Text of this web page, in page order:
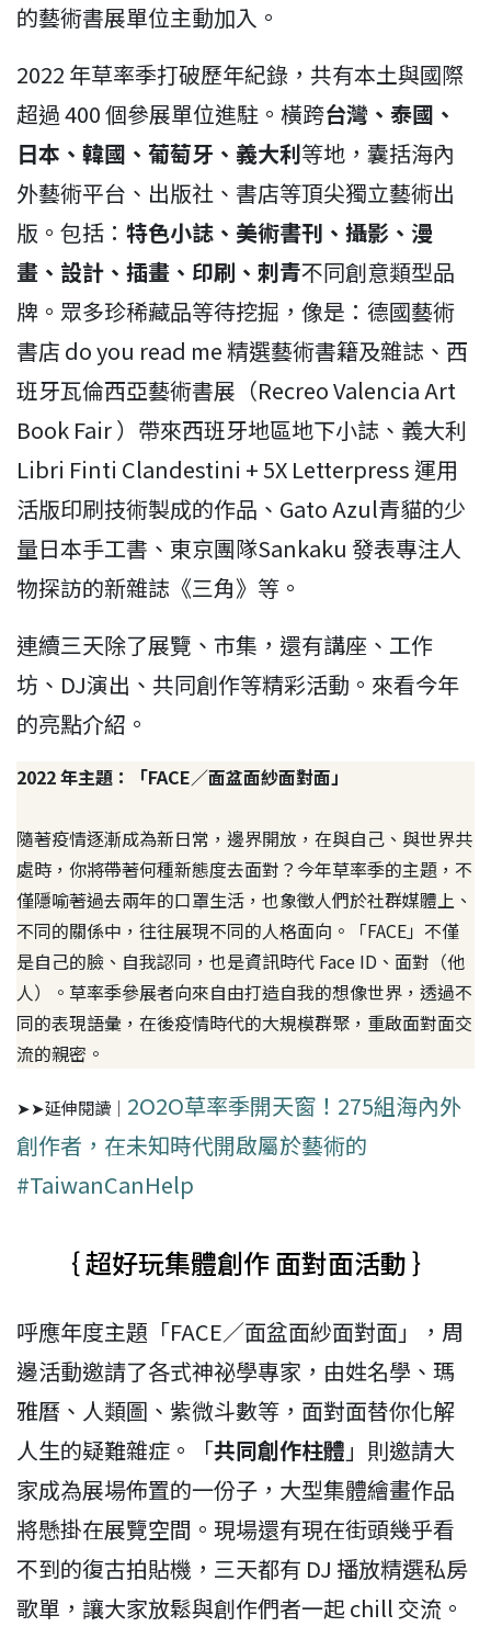
的藝術書展單位主動加入。
2022 年草率季打破歷年紀錄，共有本土與國際
超過 400 個參展單位進駐。橫跨台灣、泰國、
日本、韓國、葡萄牙、義大利等地，囊括海內
外藝術平台、出版社、書店等頂尖獨立藝術出
版。包括： 特色小誌、美術書刊、攝影、漫
畫、設計、插畫、印刷、刺青不同創意類型品
牌。眾多珍稀藏品等待挖掘，像是：德國藝術
書店 do you read me 精選藝術書籍及雜誌、西
班牙瓦倫西亞藝術書展（Recreo Valencia Art
Book Fair ）帶來西班牙地區地下小誌、義大利
Libri Finti Clandestini + 5X Letterpress 運用
活版印刷技術製成的作品、Gato Azul青貓的少
量日本手工書、東京團隊Sankaku 發表專注人
物探訪的新雜誌《三角》等。
連續三天除了展覽、市集，還有講座、工作
坊、DJ演出、共同創作等精彩活動。來看今年
的亮點介紹。
2022 年主題：「FACE／面盆面紗面對面」
隨著疫情逐漸成為新日常，邊界開放，在與自己、與世界共
處時，你將帶著何種新態度去面對？今年草率季的主題，不
僅隱喻著過去兩年的口罩生活，也象徵人們於社群媒體上、
不同的關係中，往往展現不同的人格面向。「FACE」不僅
是自己的臉、自我認同，也是資訊時代 Face ID、面對（他
人）。草率季參展者向來自由打造自我的想像世界，透過不
同的表現語彙，在後疫情時代的大規模群聚，重啟面對面交
流的親密。
➤➤延伸閱讀｜ 2O2O草率季開天窗！275組海內外
創作者，在未知時代開啟屬於藝術的
#TaiwanCanHelp
｛ 超好玩集體創作 面對面活動 ｝
呼應年度主題「FACE／面盆面紗面對面」，周
邊活動邀請了各式神祕學專家，由姓名學、瑪
雅曆、人類圖、紫微斗數等，面對面替你化解
人生的疑難雜症。「共同創作柱體 」則邀請大
家成為展場佈置的一份子，大型集體繪畫作品
將懸掛在展覽空間。現場還有現在街頭幾乎看
不到的復古拍貼機，三天都有 DJ 播放精選私房
歌單，讓大家放鬆與創作們者一起 chill 交流。